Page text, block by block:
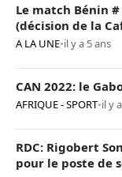
Le match Bénin
(décision de la
A LA UNE•il y a 5 ans
CAN 2022: le
AFRIQUE - SPORT•il y
RDC: Rigobert
pour le poste de